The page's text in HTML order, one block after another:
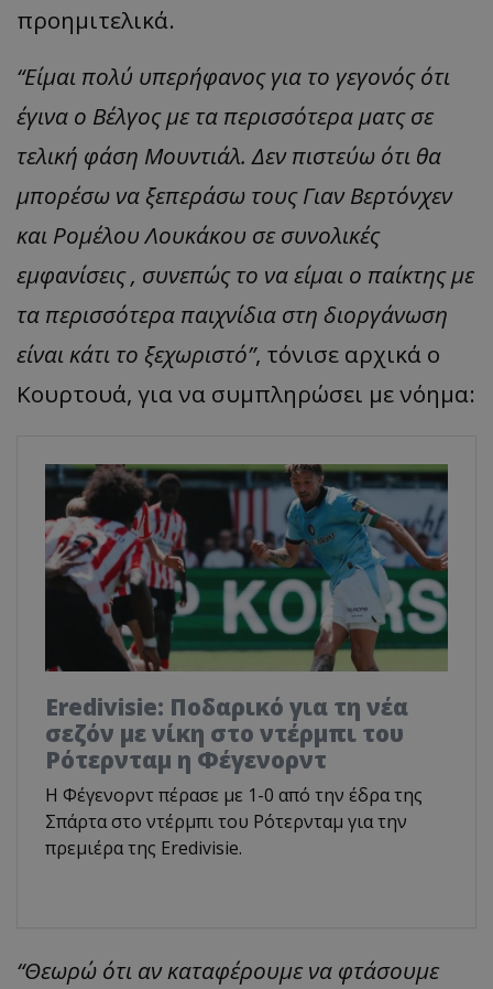
προημιτελικά.
“Είμαι πολύ υπερήφανος για το γεγονός ότι
έγινα ο Βέλγος με τα περισσότερα ματς σε
τελική φάση Μουντιάλ. Δεν πιστεύω ότι θα
μπορέσω να ξεπεράσω τους Γιαν Βερτόνχεν
και Ρομέλου Λουκάκου σε συνολικές
εμφανίσεις , συνεπώς το να είμαι ο παίκτης με
τα περισσότερα παιχνίδια στη διοργάνωση
είναι κάτι το ξεχωριστό”, τόνισε αρχικά ο
Κουρτουά, για να συμπληρώσει με νόημα:
Eredivisie: Ποδαρικό για τη νέα
σεζόν με νίκη στο ντέρμπι του
Ρότερνταμ η Φέγενορντ
Η Φέγενορντ πέρασε με 1-0 από την έδρα της
Σπάρτα στο ντέρμπι του Ρότερνταμ για την
πρεμιέρα της Eredivisie.
“Θεωρώ ότι αν καταφέρουμε να φτάσουμε